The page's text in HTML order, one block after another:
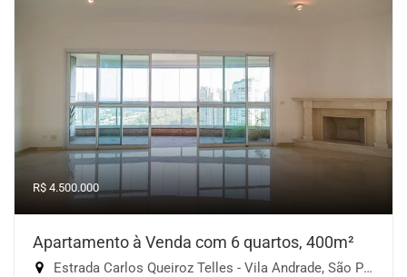
R$ 4.500.000
Apartamento à Venda com 6 quartos, 400m²
Estrada Carlos Queiroz Telles - Vila Andrade, São Paulo-SP